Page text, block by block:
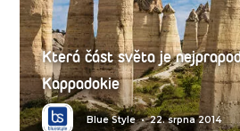
Která část světa je
Kappadokie
Blue Style•22. srpna 2014